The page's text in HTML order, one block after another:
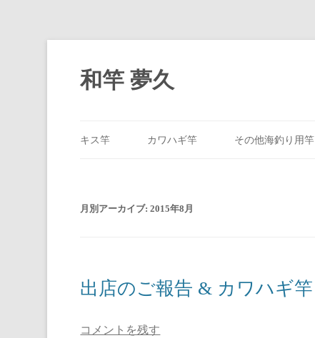
和竿 夢久
キス竿 カワハギ竿 その他海釣り用竿
月別アーカイブ:2015年8月
出店のご報告 & カワハギ竿
コメントを残す